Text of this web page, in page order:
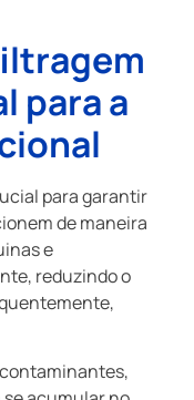
para a
para garantir
de maneira
e
reduzindo o